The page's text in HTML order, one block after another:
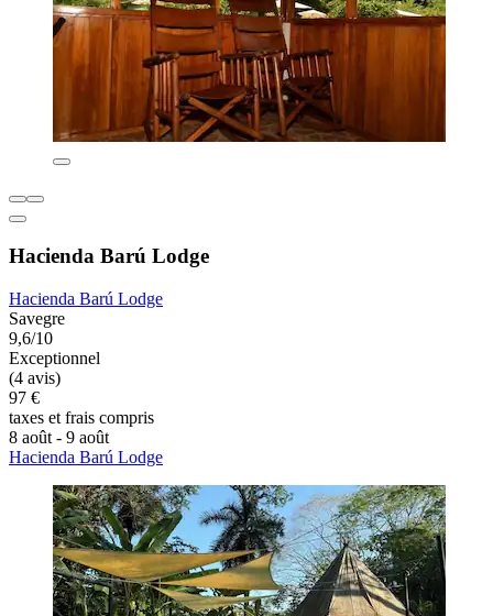
Hacienda Barú Lodge
Hacienda Barú Lodge
Savegre
9,6/10
Exceptionnel
(4 avis)
97 €
taxes et frais compris
8 août - 9 août
Hacienda Barú Lodge